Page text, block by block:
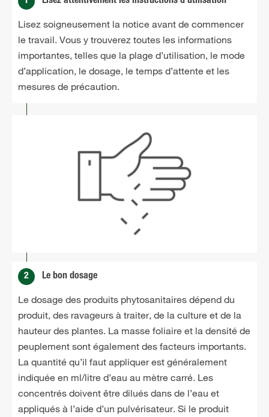
Lisez soigneusement la notice avant de commencer
le travail. Vous y trouverez toutes les informations
importantes, telles que la plage d’utilisation, le mode
d’application, le dosage, le temps d’attente et les
mesures de précaution.
2 Le bon dosage
Le dosage des produits phytosanitaires dépend du
produit, des ravageurs à traiter, de la culture et de la
hauteur des plantes. La masse foliaire et la densité de
peuplement sont également des facteurs importants.
La quantité qu’il faut appliquer est généralement
indiquée en ml/litre d’eau au mètre carré. Les
concentrés doivent être dilués dans de l’eau et
appliqués à l’aide d’un pulvérisateur. Si le produit